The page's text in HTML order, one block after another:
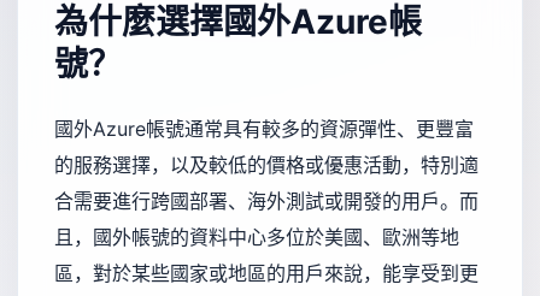
為什麼選擇國外Azure帳
號？
國外Azure帳號通常具有較多的資源彈性、更豐富
的服務選擇，以及較低的價格或優惠活動，特別適
合需要進行跨國部署、海外測試或開發的用戶。而
且，國外帳號的資料中心多位於美國、歐洲等地
區，對於某些國家或地區的用戶來說，能享受到更